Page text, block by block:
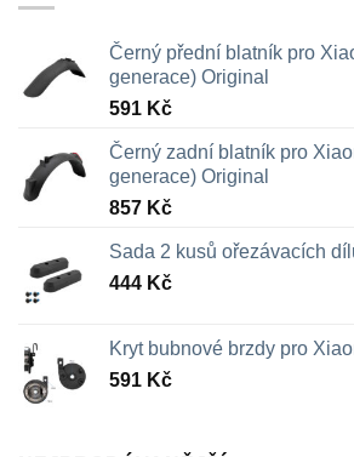
Černý přední blatník pro
generace) Original
591 Kč
Černý zadní blatník pro
generace) Original
857 Kč
Sada 2 kusů ořezávacích
444 Kč
Kryt bubnové brzdy pro
591 Kč